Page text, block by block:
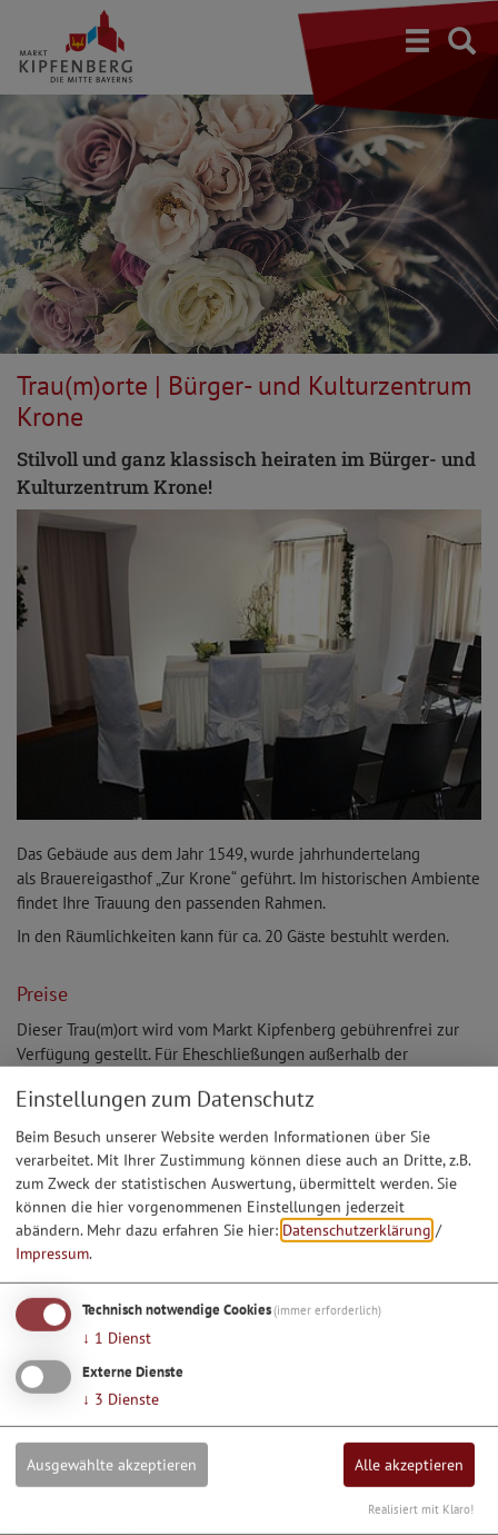
Trau(m)orte | Bürger- und Kulturzentrum
Krone
Stilvoll und ganz klassisch heiraten im Bürger- und
Kulturzentrum Krone!
Das Gebäude aus dem Jahr 1549, wurde jahrhundertelang
als Brauereigasthof „Zur Krone“ geführt. Im historischen Ambiente
findet Ihre Trauung den passenden Rahmen.
In den Räumlichkeiten kann für ca. 20 Gäste bestuhlt werden.
Preise
Dieser Trau(m)ort wird vom Markt Kipfenberg gebührenfrei zur
Verfügung gestellt. Für Eheschließungen außerhalb der
Inhalte laden?
Objekt-Adresse
Bürger- und Kulturzentrum Krone
Marktplatz 19/20 85110 Kipfenberg
Einstellungen zum Datenschutz
Beim Besuch unserer Website werden Informationen über Sie
verarbeitet. Mit Ihrer Zustimmung können diese auch an Dritte, z.B.
zum Zweck der statistischen Auswertung, übermittelt werden. Sie
können die hier vorgenommenen Einstellungen jederzeit
abändern. Mehr dazu erfahren Sie hier: Datenschutzerklärung /
Impressum.
Technisch notwendige Cookies(immer erforderlich)
↓ 1 Dienst
Externe Dienste
↓ 3 Dienste
Ausgewählte akzeptieren Alle akzeptieren
Realisiert mit Klaro!